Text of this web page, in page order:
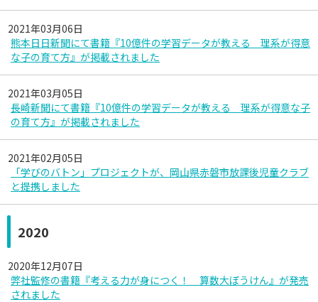
2021年03月06日
熊本日日新聞にて書籍『10億件の学習データが教える 理系が得意
な子の育て方』が掲載されました
2021年03月05日
長崎新聞にて書籍『10億件の学習データが教える 理系が得意な子
の育て方』が掲載されました
2021年02月05日
「学びのバトン」プロジェクトが、岡山県赤磐市放課後児童クラブ
と提携しました
2020
2020年12月07日
弊社監修の書籍『考える力が身につく！ 算数大ぼうけん』が発売
されました